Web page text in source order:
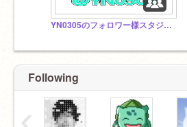
YN0305のフォロワー様スタジオ！Follower Studio!
Following